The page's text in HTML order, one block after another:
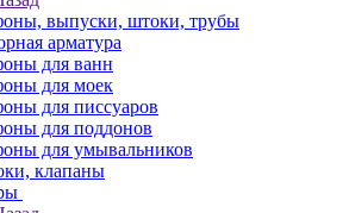
выпуски, штоки, трубы
арматура
для ванн
для моек
для писсуаров
для поддонов
для умывальников
клапаны